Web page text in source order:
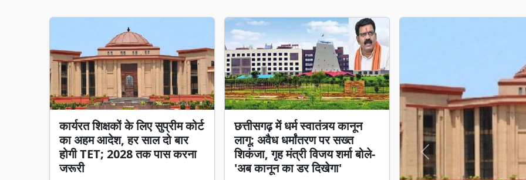
कार्यरत शिक्षकों के लिए सुप्रीम कोर्ट
का अहम आदेश, हर साल दो बार
होगी TET; 2028 तक पास करना
जरूरी
छत्तीसगढ़ में धर्म स्वातंत्र्य कानून
लागू: अवैध धर्मांतरण पर सख्त
शिकंजा, गृह मंत्री विजय शर्मा बोले-
'अब कानून का डर दिखेगा'
Previous